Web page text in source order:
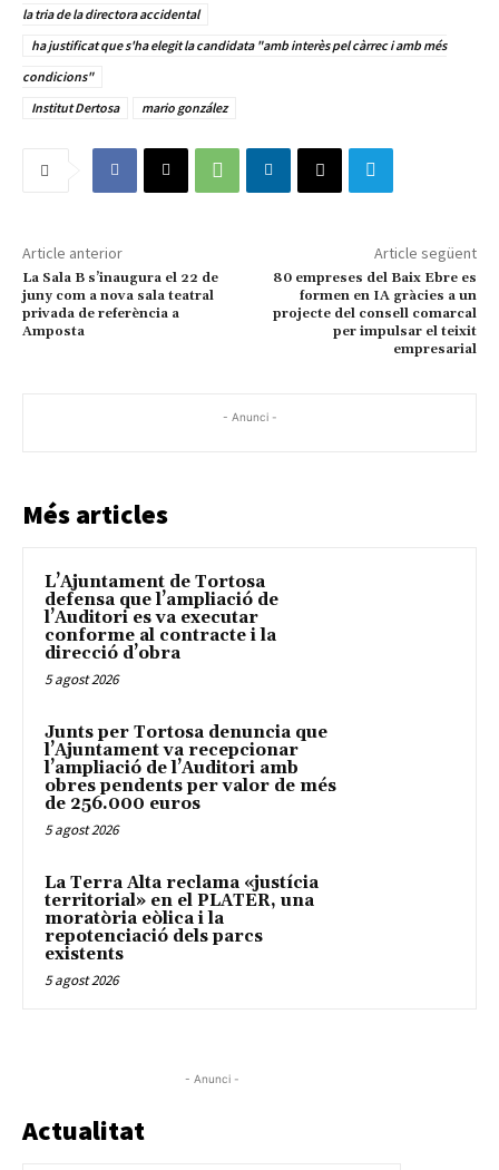
la tria de la directora accidental
ha justificat que s'ha elegit la candidata "amb interès pel càrrec i amb més
condicions"
Institut Dertosa
mario gonzález
Article anterior
La Sala B s’inaugura el 22 de
juny com a nova sala teatral
privada de referència a
Amposta
Article següent
80 empreses del Baix Ebre es
formen en IA gràcies a un
projecte del consell comarcal
per impulsar el teixit
empresarial
- Anunci -
Més articles
L’Ajuntament de Tortosa
defensa que l’ampliació de
l’Auditori es va executar
conforme al contracte i la
direcció d’obra
5 agost 2026
Junts per Tortosa denuncia que
l’Ajuntament va recepcionar
l’ampliació de l’Auditori amb
obres pendents per valor de més
de 256.000 euros
5 agost 2026
La Terra Alta reclama «justícia
territorial» en el PLATER, una
moratòria eòlica i la
repotenciació dels parcs
existents
5 agost 2026
- Anunci -
Actualitat